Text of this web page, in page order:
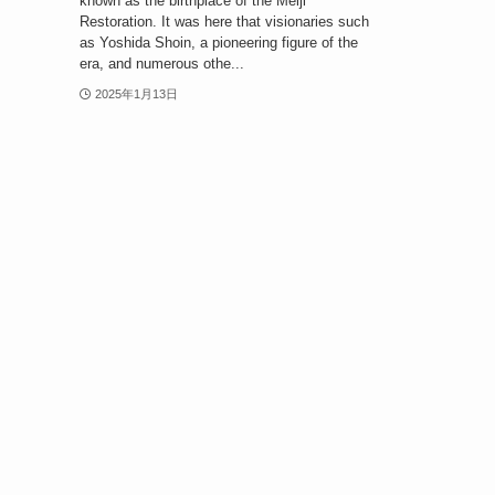
Restoration. It was here that visionaries such
as Yoshida Shoin, a pioneering figure of the
era, and numerous othe...
2025年1月13日